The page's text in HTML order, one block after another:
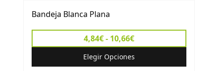
Bandeja Blanca Plana
4,84€ - 10,66€
Elegir Opciones